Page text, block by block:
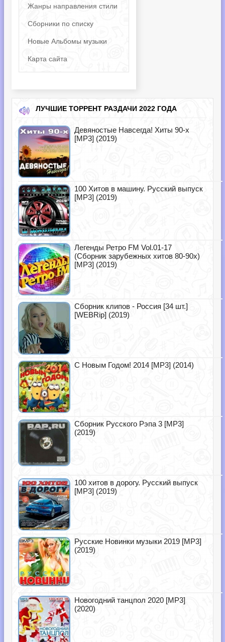
Жанры направления стили
Сборники по списку
Новые Альбомы музыки
Карта сайта
ЛУЧШИЕ ТОРРЕНТ РАЗДАЧИ 2022 ГОДА
Девяностые Навсегда! Хиты 90-х
[MP3] (2019)
100 Хитов в машину. Русский выпуск
[MP3] (2019)
Легенды Ретро FM Vol.01-17
(Сборник зарубежных хитов 80-90х)
[MP3] (2019)
Сборник клипов - Россия [34 шт.]
[WEBRip] (2019)
С Новым Годом! 2014 [MP3] (2014)
Сборник Русского Рэпа 3 [MP3]
(2019)
100 хитов в дорогу. Русский выпуск
[MP3] (2019)
Русские Новинки музыки 2019 [MP3]
(2019)
Новогодний танцпол 2020 [MP3]
(2020)